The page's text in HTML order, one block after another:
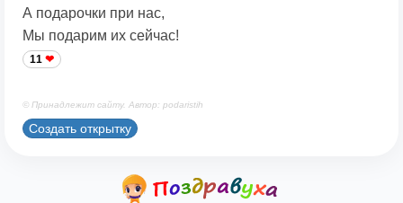
А подарочки при нас,
Мы подарим их сейчас!
11
© Принадлежит сайту. Автор: podaristih
Создать открытку